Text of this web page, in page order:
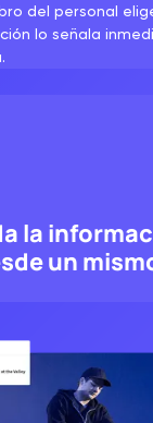
del personal
lo señala
la
un